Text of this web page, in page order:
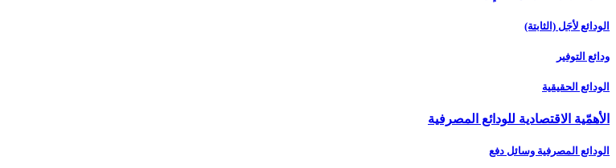
الودائع لأجَل (الثابتة)
ودائع التوفير
الودائع الحقيقية
الأهمّية الاقتصادية للودائع المصرفية
الودائع المصرفية وسائل دفع